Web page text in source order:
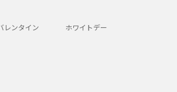
レンタイン ホワイトデー